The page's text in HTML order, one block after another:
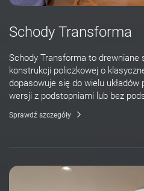
Schody Transforma
Schody Transforma to drewniane
konstrukcji policzkowej o
dopasowuje się do wielu
wersji z podstopniami lub bez
Sprawdź szczegóły